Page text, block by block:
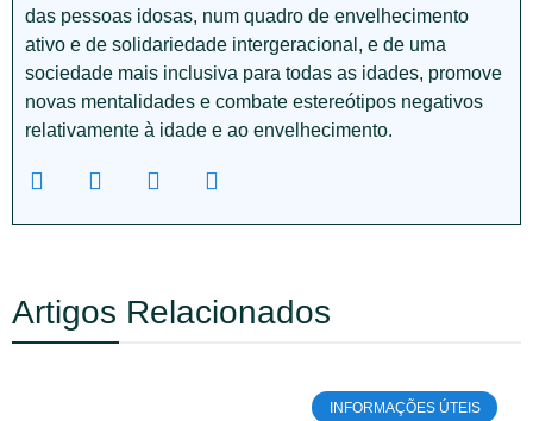
das pessoas idosas, num quadro de envelhecimento
ativo e de solidariedade intergeracional, e de uma
sociedade mais inclusiva para todas as idades, promove
novas mentalidades e combate estereótipos negativos
relativamente à idade e ao envelhecimento.
Artigos Relacionados
INFORMAÇÕES ÚTEIS